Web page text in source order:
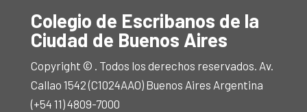
Colegio de Escribanos de la
Ciudad de Buenos Aires
Copyright © . Todos los derechos reservados. Av.
Callao 1542 (C1024AAO) Buenos Aires Argentina
(+54 11) 4809-7000